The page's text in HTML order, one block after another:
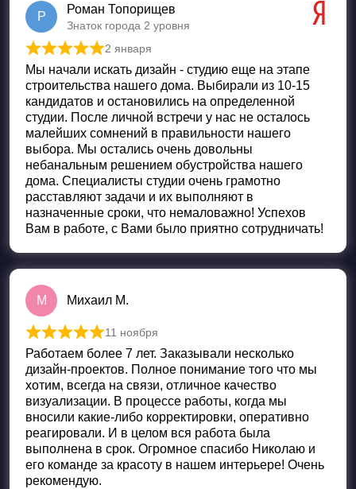
Р
Роман Топорищев
Знаток города 2 уровня
Оценка из 5
2 января
Мы начали искать дизайн - студию еще на этапе
строительства нашего дома. Выбирали из 10-15
кандидатов и остановились на определенной
студии. После личной встречи у нас не осталось
малейших сомнений в правильности нашего
выбора. Мы остались очень довольны
небанальным решением обустройства нашего
дома. Специалисты студии очень грамотно
расставляют задачи и их выполняют в
назначенные сроки, что немаловажно! Успехов
Вам в работе, с Вами было приятно сотрудничать!
М Михаил М.
Оценка
11 ноября
Работаем более 7 лет. Заказывали несколько
дизайн-проектов. Полное понимание того что мы
хотим, всегда на связи, отличное качество
визуализации. В процессе работы, когда мы
вносили какие-либо корректировки, оперативно
реагировали. И в целом вся работа была
выполнена в срок. Огромное спасибо Николаю и
его команде за красоту в нашем интерьере! Очень
рекомендую.